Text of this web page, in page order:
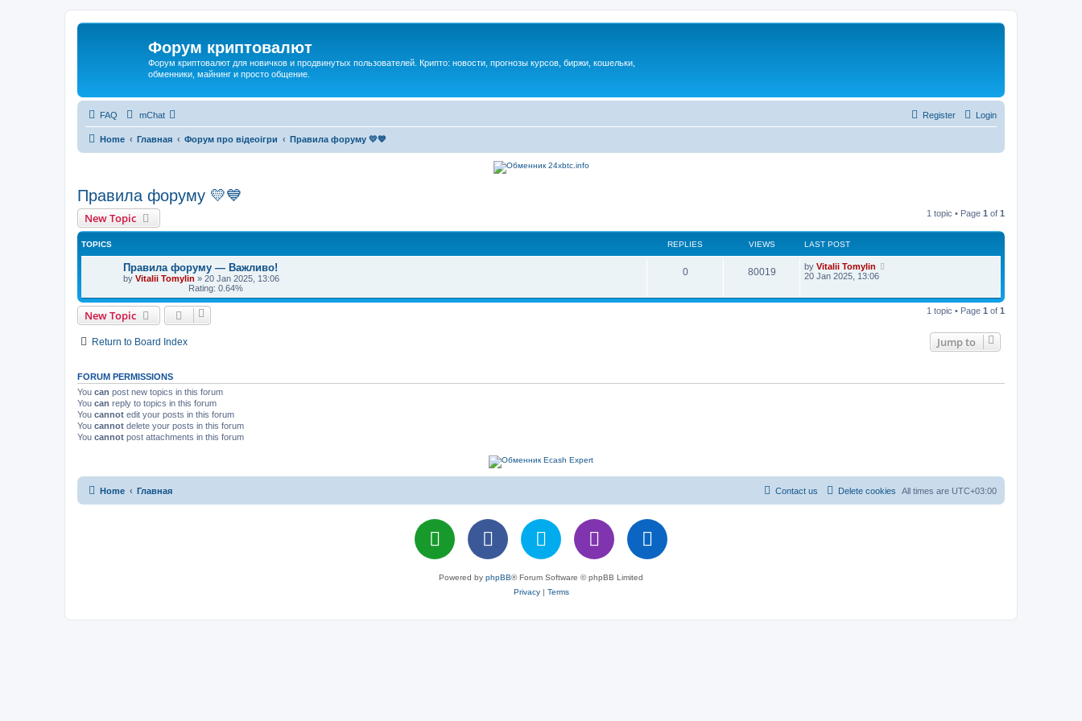
Форум криптовалют
Форум криптовалют для новичков и продвинутых пользователей. Крипто: новости, прогнозы курсов, биржи, кошельки,
обменники, майнинг и просто общение.
FAQ mChat Login
Register
Home Главная Форум про відеоігри Правила форуму 💛💙
Правила форуму 💛💙
New Topic 1 topic • Page 1 of 1
TOPICS REPLIES VIEWS LAST POST
Правила форуму — Важливо!
by Vitalii Tomylin » 20 Jan 2025, 13:06
Rating: 0.64%
0 80019 by Vitalii Tomylin
20 Jan 2025, 13:06
New Topic 1 topic • Page 1 of 1
Return to Board Index Jump to
FORUM PERMISSIONS
You can post new topics in this forum
You can reply to topics in this forum
You cannot edit your posts in this forum
You cannot delete your posts in this forum
You cannot post attachments in this forum
Home Главная All times are UTC+03:00
Delete cookies
Contact us
Powered by phpBB® Forum Software © phpBB Limited
Privacy| Terms